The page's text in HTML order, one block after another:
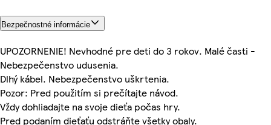
Bezpečnostné informácie
UPOZORNENIE! Nevhodné pre deti do 3 rokov. Malé časti -
Nebezpečenstvo udusenia.
Dlhý kábel. Nebezpečenstvo uškrtenia.
Pozor: Pred použitím si prečítajte návod.
Vždy dohliadajte na svoje dieťa počas hry.
Pred podaním dieťaťu odstráňte všetky obaly.